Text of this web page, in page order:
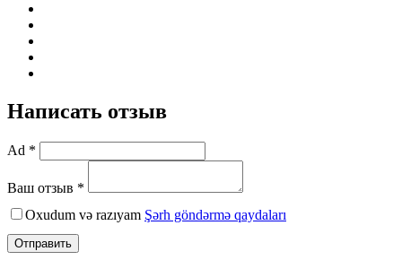
Написать отзыв
Ad *
Ваш отзыв *
Oxudum və razıyam Şərh göndərmə qaydaları
Отправить